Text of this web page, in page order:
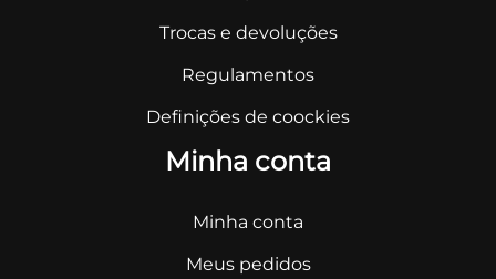
Trocas e devoluções
Regulamentos
Definições de coockies
Minha conta
Minha conta
Meus pedidos